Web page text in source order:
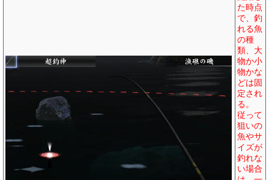
た時点
で、釣
れる魚
の種
類、大
物か小
物かな
どは固
定され
る。
従って
狙いの
魚やサ
イズが
釣れな
い場合